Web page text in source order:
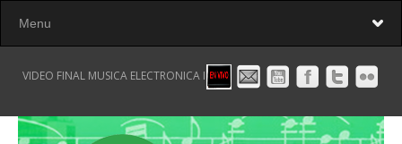
VIDEO FINAL MUSICA ELECTRONICA I